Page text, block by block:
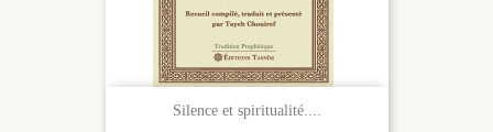
Silence et spiritualité....